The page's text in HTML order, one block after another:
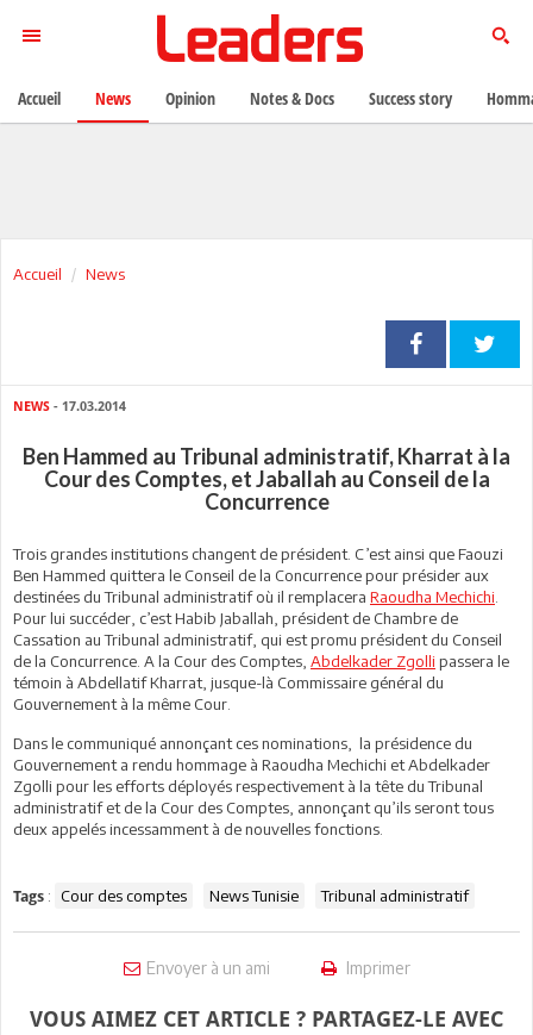
Accueil News
NEWS - 17.03.2014
Ben Hammed au Tribunal administratif, Kharrat à la
Cour des Comptes, et Jaballah au Conseil de la
Concurrence
Trois grandes institutions changent de président. C’est ainsi que Faouzi
Ben Hammed quittera le Conseil de la Concurrence pour présider aux
destinées du Tribunal administratif où il remplacera Raoudha Mechichi
Pour lui succéder, c’est Habib Jaballah, président de Chambre de
Cassation au Tribunal administratif, qui est promu président du Conseil
de la Concurrence. A la Cour des Comptes, Abdelkader Zgolli passera le
témoin à Abdellatif Kharrat, jusque-là Commissaire général du
Gouvernement à la même Cour.
Dans le communiqué annonçant ces nominations, la présidence du
Gouvernement a rendu hommage à Raoudha Mechichi et Abdelkader
Zgolli pour les efforts déployés respectivement à la tête du Tribunal
administratif et de la Cour des Comptes, annonçant qu’ils seront tous
deux appelés incessamment à de nouvelles fonctions.
Tags : Cour des comptes News Tunisie Tribunal administratif
Envoyer à un ami Imprimer
VOUS AIMEZ CET ARTICLE ? PARTAGEZ-LE AVEC
Accueil News Opinion Notes & Docs Success story